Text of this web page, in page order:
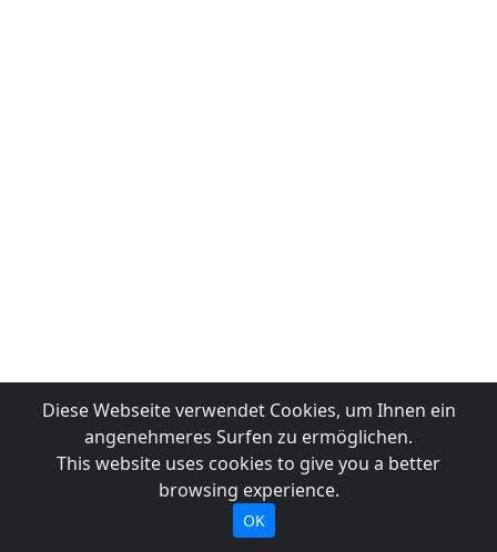
Diese Webseite verwendet Cookies, um Ihnen ein
angenehmeres Surfen zu ermöglichen.
This website uses cookies to give you a better
browsing experience.
OK